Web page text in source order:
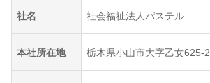
社名 社会福祉法人パステル
本社所在地 栃木県小山市大字乙女625-2